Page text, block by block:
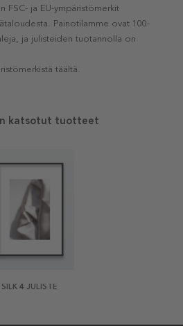
ja EU-ympäristömerkit
Painotilamme ovat 100-
ja julisteiden tuotannolla on
täältä.
katsotut tuotteet
SILK 4 JULISTE